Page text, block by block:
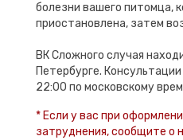
болезни вашего питомца,
приостановлена, затем
ВК Сложного случая
Петербурге.
22:00 по московскому
* Если у вас при
затруднения, сообщите о